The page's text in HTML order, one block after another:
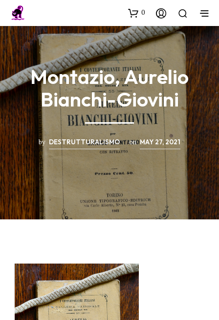
0
Montazio, Aurelio
Bianchi-Giovini
by DESTRUTTURALISMO on MAY 27, 2021